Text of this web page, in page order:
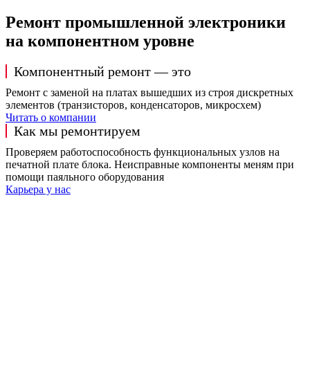
Ремонт промышленной электроники
на компонентном уровне
Компонентный ремонт — это
Ремонт с заменой на платах вышедших из строя дискретных
элементов (транзисторов, конденсаторов, микросхем)
Читать о компании
Как мы ремонтируем
Проверяем работоспособность функциональных узлов на
печатной плате блока. Неисправные компоненты меням при
помощи паяльного оборудования
Карьера у нас